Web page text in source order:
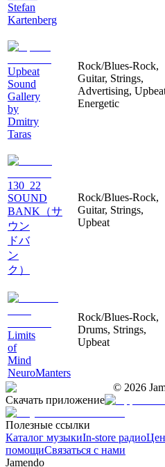
Stefan
Kartenberg
Upbeat
Sound
Gallery
by
Dmitry
Taras
Rock/Blues-Rock,
Guitar, Strings,
Advertising,
Energetic
130_22
SOUND
BANK（サ
ウン
ドバ
ン
ク）
Rock/Blues-Rock,
Guitar, Strings,
Upbeat
Limits
of
Mind
NeuroManters
Rock/Blues-Rock,
Drums, Strings,
Upbeat
© 2026
Скачать приложение
Полезные ссылки
Каталог музыкиIn-store радио
помощиСвязаться с нами
Jamendo